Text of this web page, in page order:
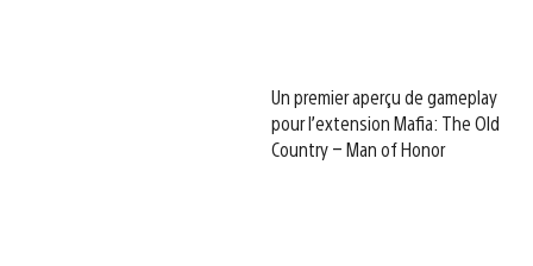
Un premier aperçu de gameplay
pour l’extension Mafia: The Old
Country – Man of Honor